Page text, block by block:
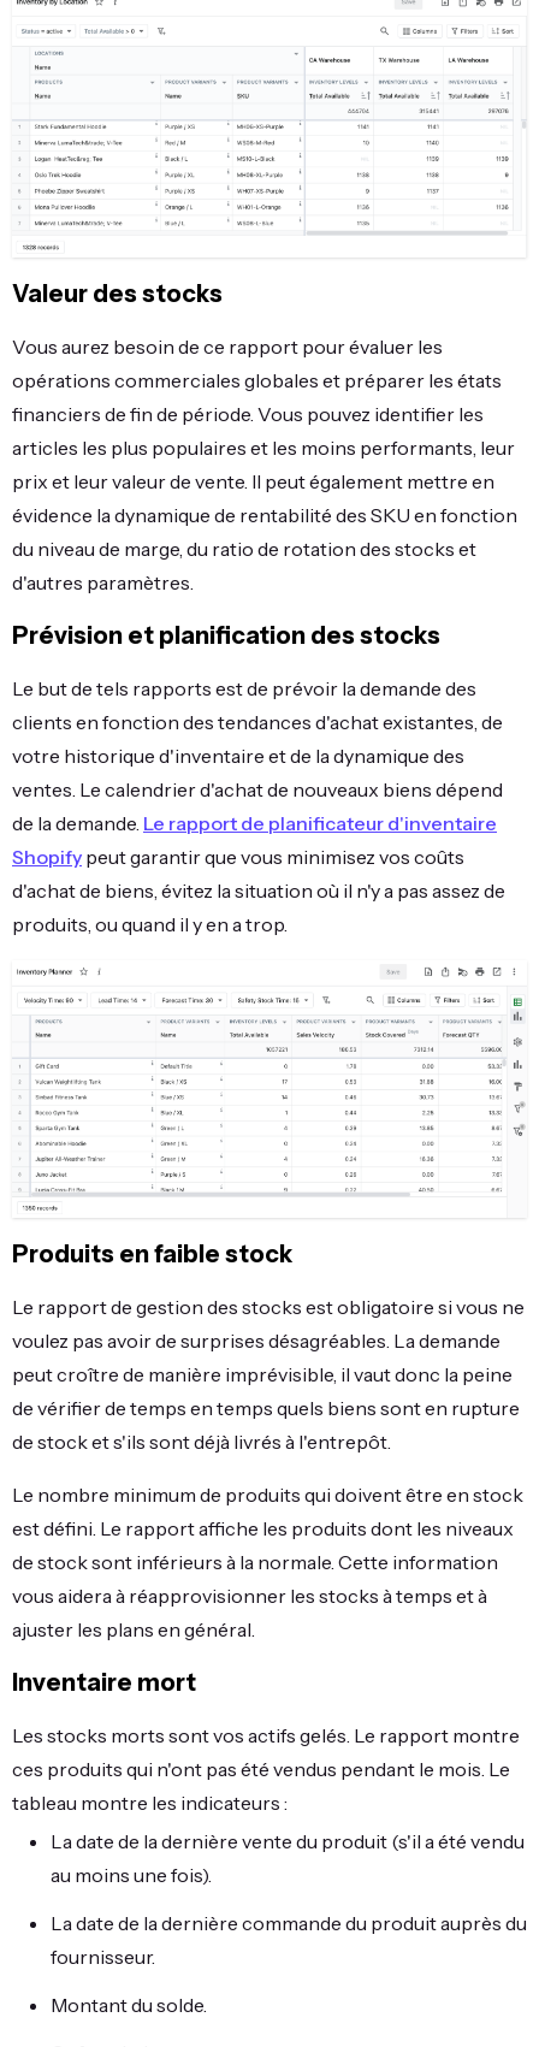
Valeur des stocks
Vous aurez besoin de ce rapport pour évaluer les
opérations commerciales globales et préparer les états
financiers de fin de période. Vous pouvez identifier les
articles les plus populaires et les moins performants, leur
prix et leur valeur de vente. Il peut également mettre en
évidence la dynamique de rentabilité des SKU en fonction
du niveau de marge, du ratio de rotation des stocks et
d'autres paramètres.
Prévision et planification des stocks
Le but de tels rapports est de prévoir la demande des
clients en fonction des tendances d'achat existantes, de
votre historique d'inventaire et de la dynamique des
ventes. Le calendrier d'achat de nouveaux biens dépend
de la demande. Le rapport de planificateur d'inventaire
Shopify peut garantir que vous minimisez vos coûts
d'achat de biens, évitez la situation où il n'y a pas assez de
produits, ou quand il y en a trop.
Produits en faible stock
Le rapport de gestion des stocks est obligatoire si vous ne
voulez pas avoir de surprises désagréables. La demande
peut croître de manière imprévisible, il vaut donc la peine
de vérifier de temps en temps quels biens sont en rupture
de stock et s'ils sont déjà livrés à l'entrepôt.
Le nombre minimum de produits qui doivent être en stock
est défini. Le rapport affiche les produits dont les niveaux
de stock sont inférieurs à la normale. Cette information
vous aidera à réapprovisionner les stocks à temps et à
ajuster les plans en général.
Inventaire mort
Les stocks morts sont vos actifs gelés. Le rapport montre
ces produits qui n'ont pas été vendus pendant le mois. Le
tableau montre les indicateurs :
La date de la dernière vente du produit (s'il a été vendu
au moins une fois).
La date de la dernière commande du produit auprès du
fournisseur.
Montant du solde.